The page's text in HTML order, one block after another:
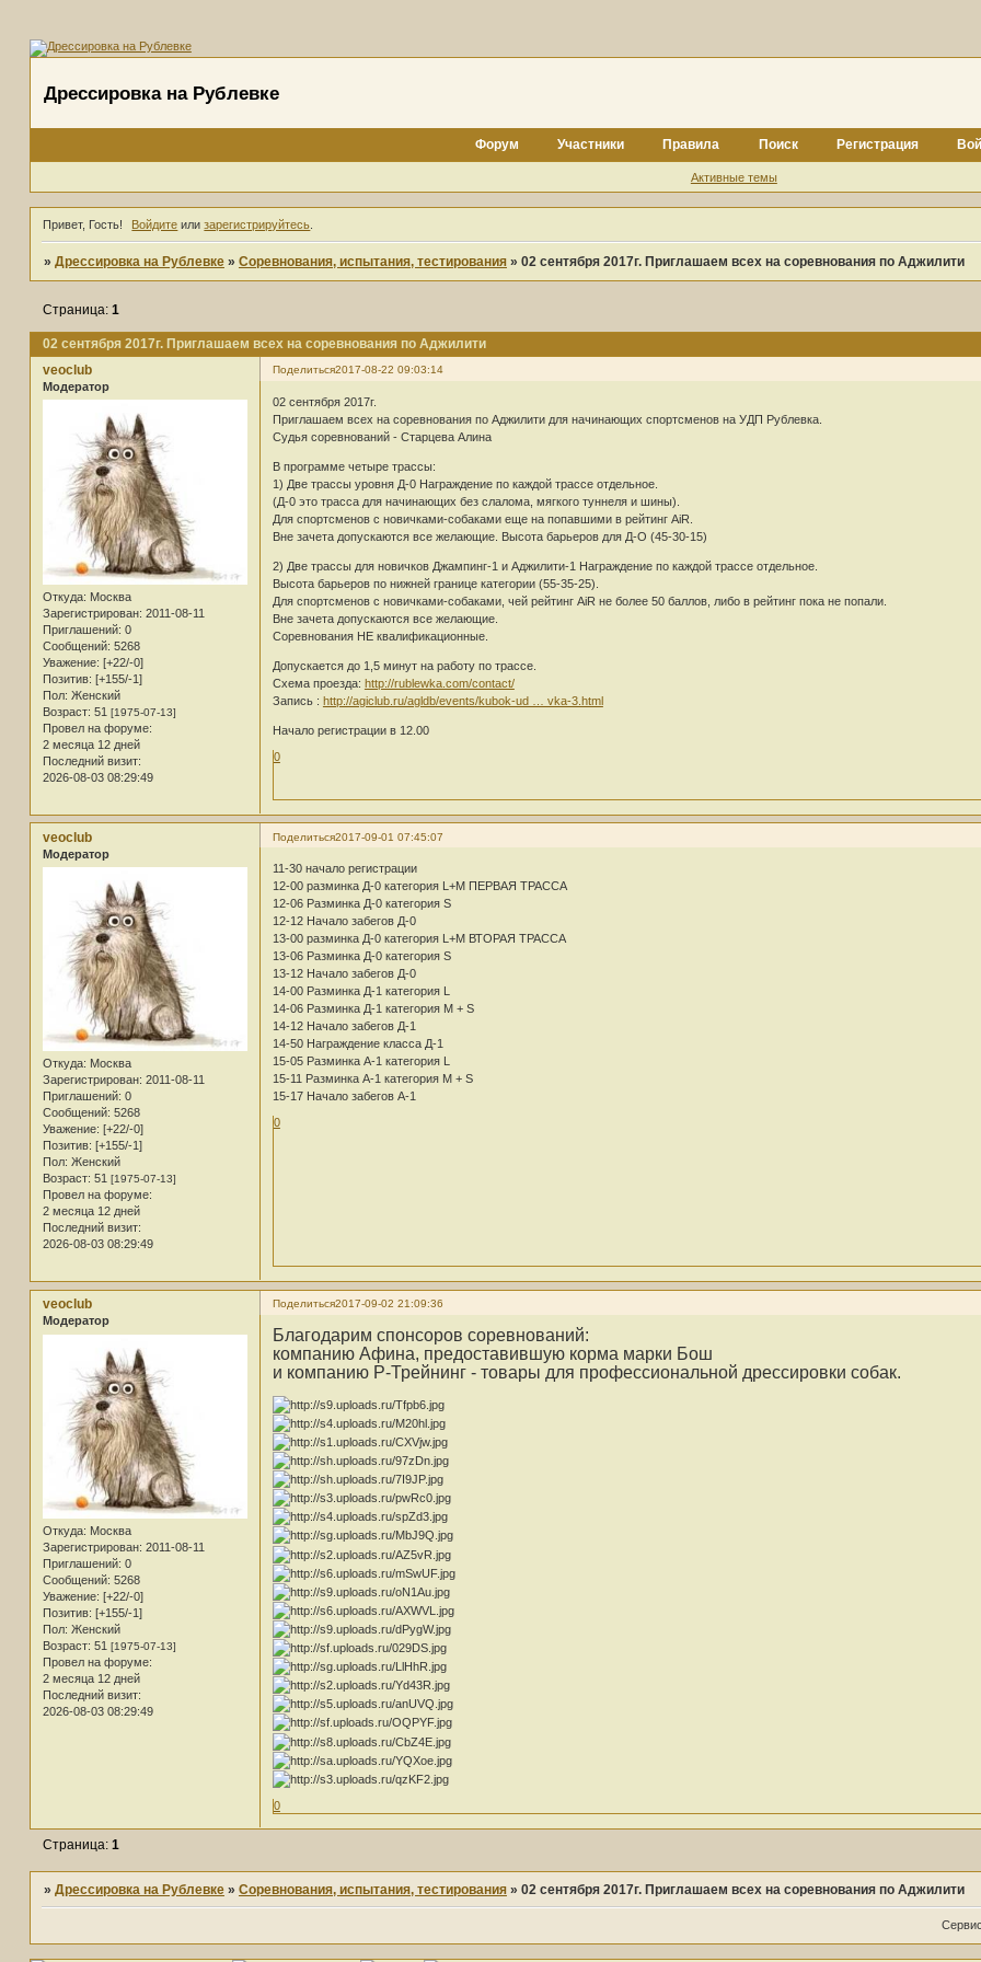
Дрессировка на Рублевке
Форум Участники Правила Поиск Регистрация
Активные темы
Привет, Гость! Войдите илизарегистрируйтесь
» Дрессировка на Рублевке » Соревнования, испытания, тестирования » 02 сентября 2017г. Приглашаем всех на соревнования по Аджилити
02 сентября 2017г. Приглашаем всех на соревнования по Аджилити
Страница: 1
Поделиться2017-08-22 09:03:14
veoclub
Модератор
Откуда: Москва
Зарегистрирован: 2011-08-11
Приглашений: 0
Сообщений: 5268
Уважение: [+22/-0]
Позитив: [+155/-1]
Пол: Женский
Возраст: 51 [1975-07-13]
Провел на форуме:
2 месяца 12 дней
Последний визит:
2026-08-03 08:29:49
02 сентября 2017г.
Приглашаем всех на соревнования по Аджилити для начинающих спортсменов на УДП Рублевка.
Судья соревнований - Старцева Алина
В программе четыре трассы:
1) Две трассы уровня Д-0 Награждение по каждой трассе отдельное.
(Д-0 это трасса для начинающих без слалома, мягкого туннеля и шины).
Для спортсменов с новичками-собаками еще на попавшими в рейтинг AiR.
Вне зачета допускаются все желающие. Высота барьеров для Д-О (45-30-15)
2) Две трассы для новичков Джампинг-1 и Аджилити-1 Награждение по каждой трассе отдельное.
Высота барьеров по нижней границе категории (55-35-25).
Для спортсменов с новичками-собаками, чей рейтинг AiR не более 50 баллов, либо в рейтинг пока не попали.
Вне зачета допускаются все желающие.
Соревнования НЕ квалификационные.
Допускается до 1,5 минут на работу по трассе.
Схема проезда: http://rublewka.com/contact/
Запись : http://agiclub.ru/agldb/events/kubok-ud … vka-3.html
Начало регистрации в 12.00
0
Поделиться2017-09-01 07:45:07
veoclub
Модератор
Откуда: Москва
Зарегистрирован: 2011-08-11
Приглашений: 0
Сообщений: 5268
Уважение: [+22/-0]
Позитив: [+155/-1]
Пол: Женский
Возраст: 51 [1975-07-13]
Провел на форуме:
2 месяца 12 дней
Последний визит:
2026-08-03 08:29:49
11-30 начало регистрации
12-00 разминка Д-0 категория L+M ПЕРВАЯ ТРАССА
12-06 Разминка Д-0 категория S
12-12 Начало забегов Д-0
13-00 разминка Д-0 категория L+M ВТОРАЯ ТРАССА
13-06 Разминка Д-0 категория S
13-12 Начало забегов Д-0
14-00 Разминка Д-1 категория L
14-06 Разминка Д-1 категория M + S
14-12 Начало забегов Д-1
14-50 Награждение класса Д-1
15-05 Разминка А-1 категория L
15-11 Разминка А-1 категория M + S
15-17 Начало забегов А-1
0
Поделиться2017-09-02 21:09:36
veoclub
Модератор
Откуда: Москва
Зарегистрирован: 2011-08-11
Приглашений: 0
Сообщений: 5268
Уважение: [+22/-0]
Позитив: [+155/-1]
Пол: Женский
Возраст: 51 [1975-07-13]
Провел на форуме:
2 месяца 12 дней
Последний визит:
2026-08-03 08:29:49
Благодарим спонсоров соревнований:
компанию Афина, предоставившую корма марки Бош
и компанию Р-Трейнинг - товары для профессиональной дрессировки собак.
0
Страница: 1
» Дрессировка на Рублевке » Соревнования, испытания, тестирования » 02 сентября 2017г. Приглашаем всех на соревнования по Аджилити